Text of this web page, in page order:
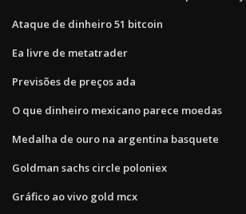
Ataque de dinheiro 51 bitcoin
Ea livre de metatrader
Previsões de preços ada
O que dinheiro mexicano parece moedas
Medalha de ouro na argentina basquete
Goldman sachs circle poloniex
Gráfico ao vivo gold mcx